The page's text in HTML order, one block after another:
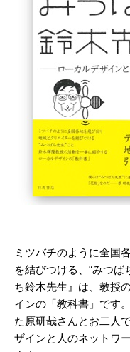
ミツバチのように全国
を結びつける、“みつ
ち鈴木先生』は、教授
インの「教科書」です
た原研哉さんとお二人
ザインと人のネットワ